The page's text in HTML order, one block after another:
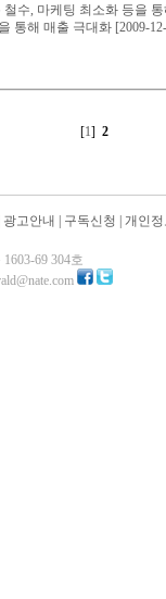
수, 마케팅 최소화 등을
통해 매출 극대화 [2009-
[1] 2
광고안내 구독신청 개인
69 304호